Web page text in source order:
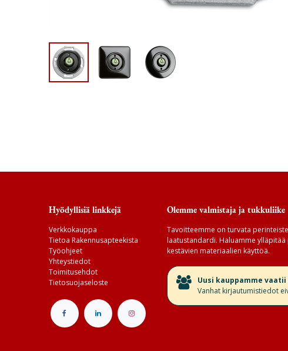
Hyödyllisiä linkkejä
Verkkokauppa
Tietoa Rakennusapteekista
Työohjeet
Yhteystiedot
Toimitusehdot
Tietosuojaseloste
Olemme valmistaja ja tukkuliike
Tavoitteemme on turvata
laatustandardi. Haluamme
kestävien materiaalien käyttöä.
​Uusi kauppamme
Vanhat kirjautumistiedot